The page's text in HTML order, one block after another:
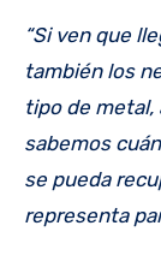
“Si ven que
también los
tipo de metal,
sabemos
se pueda
representa